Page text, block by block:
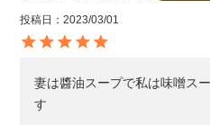
投稿日 2023/03/01
妻は醬油スープで私は味噌ス
す